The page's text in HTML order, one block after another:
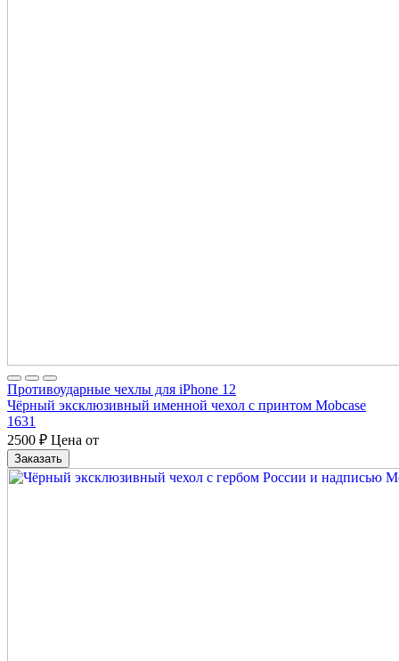
Противоударные чехлы для iPhone 12
Чёрный эксклюзивный именной чехол с принтом Mobcase
1631
2500 ₽ Цена от
Заказать